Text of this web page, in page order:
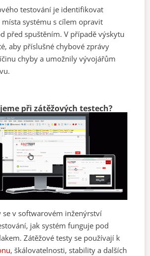
testování je identifikovat
místa systému s cílem opravit
před spuštěním. V případě výskytu
aby příslušné chybové zprávy
chyby a umožnily vývojářům
při zátěžových testech?
se v softwarovém inženýrství
jak systém funguje pod
Zátěžové testy se používají k
, škálovatelnosti, stability a dalších